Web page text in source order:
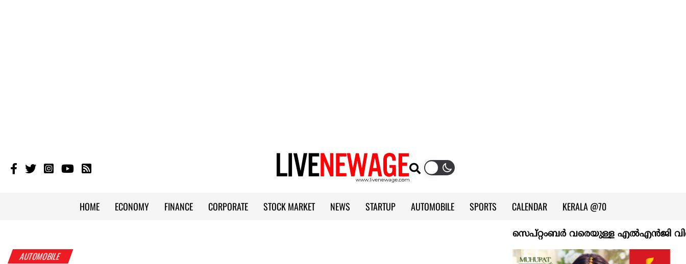
HOME ECONOMY FINANCE CORPORATE STOCK MARKET NEWS STARTUP AUTOMOBILE SPORTS CALENDAR KERALA @70
സെപ്റ്റംബർ വരെയുള്ള എൽഎൻജി വിതരണം
AUTOMOBILE